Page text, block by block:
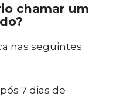
chamar um
nas seguintes
7 dias de